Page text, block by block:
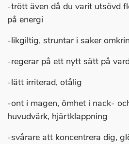
-trött även då du varit utsövd
på energi
-likgiltig, struntar i saker
-regerar på ett nytt sätt på
-lätt irriterad, otålig
-ont i magen, ömhet i nack-
huvudvärk, hjärtklappning
-svårare att koncentrera dig,